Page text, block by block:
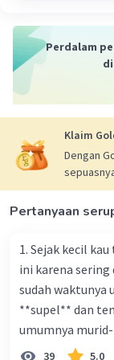
2. Berisi
berkaitan
sosial.
informasi
bersifat
Beri
Perdalam
Klaim
Dengan
Pertanyaan
1. Sejak kecil
ini karena
sudah waktunya
**supel** dan
umumnya
kelas satu.
39 5.0